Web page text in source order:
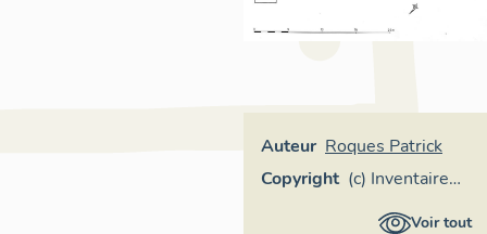
Auteur Roques Patrick
Copyright (c) Inventaire
général Région
Voir tout